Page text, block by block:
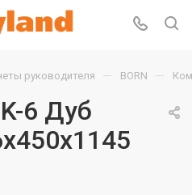
руководителя — BORN —
6 Дуб